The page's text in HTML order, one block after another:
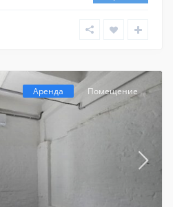
Аренда Помещение